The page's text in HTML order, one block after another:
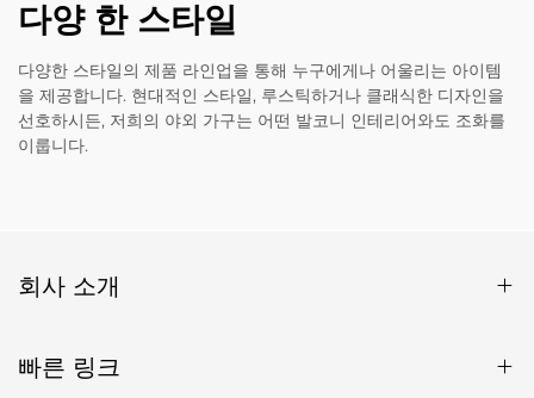
다양 한 스타일
다양한 스타일의 제품 라인업을 통해 누구에게나 어울리는 아이템
을 제공합니다. 현대적인 스타일, 루스틱하거나 클래식한 디자인을
선호하시든, 저희의 야외 가구는 어떤 발코니 인테리어와도 조화를
이룹니다.
회사 소개
빠른 링크